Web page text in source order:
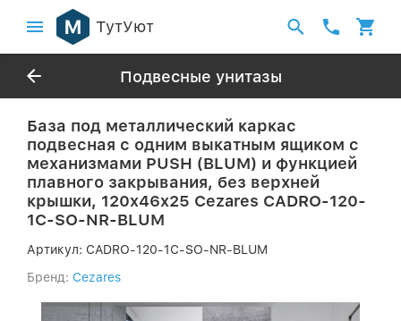
ТутУют
Подвесные унитазы
База под металлический каркас
подвесная с одним выкатным ящиком c
механизмами PUSH (BLUM) и функцией
плавного закрывания, без верхней
крышки, 120x46x25 Cezares CADRO-120-
1C-SO-NR-BLUM
Артикул: CADRO-120-1C-SO-NR-BLUM
Бренд: Cezares